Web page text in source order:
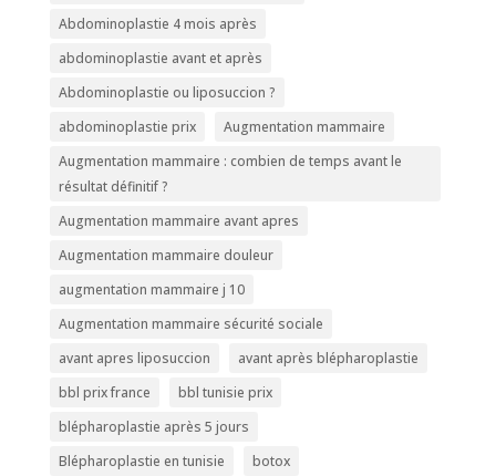
Abdominoplastie 4 mois après
abdominoplastie avant et après
Abdominoplastie ou liposuccion ?
abdominoplastie prix
Augmentation mammaire
Augmentation mammaire : combien de temps avant le
résultat définitif ?
Augmentation mammaire avant apres
Augmentation mammaire douleur
augmentation mammaire j 10
Augmentation mammaire sécurité sociale
avant apres liposuccion
avant après blépharoplastie
bbl prix france
bbl tunisie prix
blépharoplastie après 5 jours
Blépharoplastie en tunisie
botox